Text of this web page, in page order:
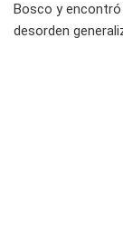
Bosco y encontró
desorden